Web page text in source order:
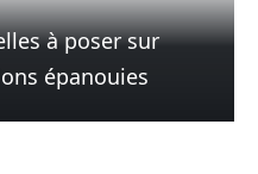
à poser sur
épanouies